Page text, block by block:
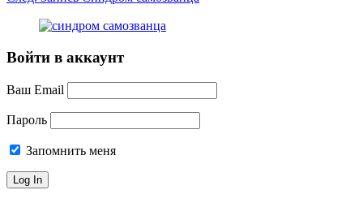
Войти в аккаунт
Ваш Email
Пароль
Запомнить меня